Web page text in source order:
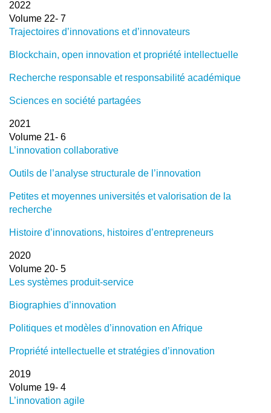
2022
Volume 22- 7
Trajectoires d’innovations et d’innovateurs
Blockchain, open innovation et propriété intellectuelle
Recherche responsable et responsabilité académique
Sciences en société partagées
2021
Volume 21- 6
L’innovation collaborative
Outils de l’analyse structurale de l’innovation
Petites et moyennes universités et valorisation de la
recherche
Histoire d’innovations, histoires d’entrepreneurs
2020
Volume 20- 5
Les systèmes produit-service
Biographies d’innovation
Politiques et modèles d’innovation en Afrique
Propriété intellectuelle et stratégies d’innovation
2019
Volume 19- 4
L’innovation agile